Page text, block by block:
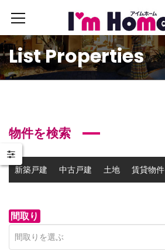
List Properties
物件を検索
新築戸建 中古戸建 土地 賃貸物件
間取り